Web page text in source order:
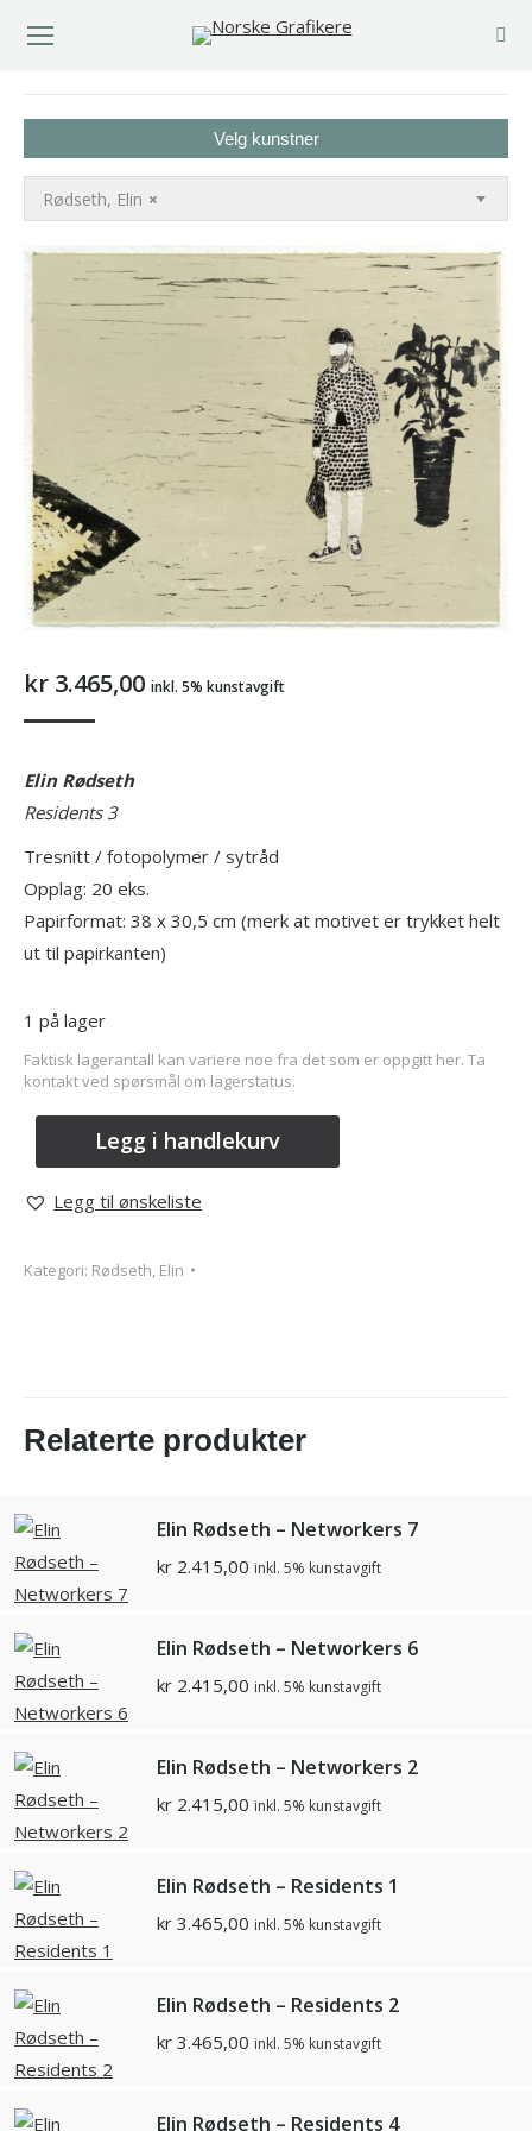
Velg kunstner
×
Rødseth, Elin
kr 3.465,00 inkl. 5% kunstavgift
Elin Rødseth
Residents 3
Tresnitt / fotopolymer / sytråd
Opplag: 20 eks.
Papirformat: 38 x 30,5 cm (merk at motivet er trykket helt
ut til papirkanten)
1 på lager
Faktisk lagerantall kan variere noe fra det som er oppgitt her. Ta
kontakt ved spørsmål om lagerstatus.
Legg i handlekurv
Legg til ønskeliste
Kategori: Rødseth, Elin
Relaterte produkter
Elin Rødseth – Networkers 7
kr 2.415,00 inkl. 5% kunstavgift
Elin Rødseth – Networkers 6
kr 2.415,00 inkl. 5% kunstavgift
Elin Rødseth – Networkers 2
kr 2.415,00 inkl. 5% kunstavgift
Elin Rødseth – Residents 1
kr 3.465,00 inkl. 5% kunstavgift
Elin Rødseth – Residents 2
kr 3.465,00 inkl. 5% kunstavgift
Elin Rødseth – Residents 4